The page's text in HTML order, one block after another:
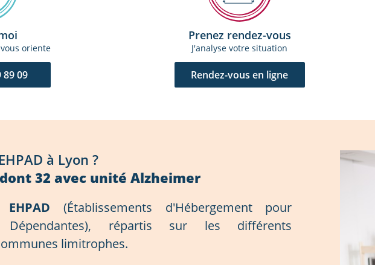
oriente
89 09
Prenez rendez-vous
J'analyse votre situation
Rendez-vous en ligne
à Lyon ?
dont 32 avec unité Alzheimer
(Établissements d'Hébergement pour
Dépendantes), répartis sur les différents
limitrophes.